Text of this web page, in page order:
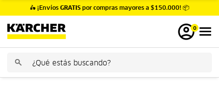
🛵 ¡Envíos GRATIS por compras mayores a $150.000! 📦
0